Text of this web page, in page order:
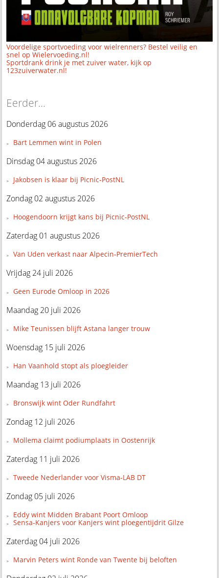
Voordelige sportvoeding voor wielrenners? Bestel veilig en
snel op Wielervoeding.nl!
Sportdrank drink je met zuiver water, kijk op
123zuiverwater.nl!
Eerder...
Donderdag 06 augustus 2026
Bart Lemmen wint in Polen
Dinsdag 04 augustus 2026
Jakobsen is klaar bij Picnic-PostNL
Zondag 02 augustus 2026
Hoogendoorn krijgt kans bij Picnic-PostNL
Zaterdag 01 augustus 2026
Van Uden verkast naar Alpecin-PremierTech
Vrijdag 24 juli 2026
Geen Eurode Omloop in 2026
Maandag 20 juli 2026
Mike Teunissen blijft Astana langer trouw
Woensdag 15 juli 2026
Han Vaanhold stopt als ploegleider
Maandag 13 juli 2026
Bronswijk wint Oder Rundfahrt
Zondag 12 juli 2026
Mollema claimt podiumplaats in Oostenrijk
Zaterdag 11 juli 2026
Tweede Nederlander voor Visma-LAB DT
Zondag 05 juli 2026
Eddy wint Midden Brabant Poort Omloop
Sensa-Kanjers voor Kanjers wint ploegentijdrit Gilze
Zaterdag 04 juli 2026
Marvin Peters wint Ronde van Twente bij beloften